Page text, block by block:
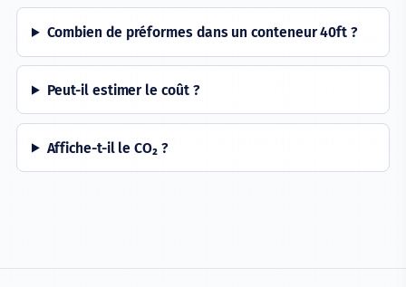
Combien de préformes dans un conteneur 40ft ?
Peut-il estimer le coût ?
Affiche-t-il le CO₂ ?